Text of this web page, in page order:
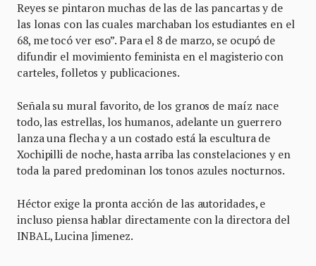
Reyes se pintaron muchas de las de las pancartas y de
las lonas con las cuales marchaban los estudiantes en el
68, me tocó ver eso”. Para el 8 de marzo, se ocupó de
difundir el movimiento feminista en el magisterio con
carteles, folletos y publicaciones.
Señala su mural favorito, de los granos de maíz nace
todo, las estrellas, los humanos, adelante un guerrero
lanza una flecha y a un costado está la escultura de
Xochipilli de noche, hasta arriba las constelaciones y en
toda la pared predominan los tonos azules nocturnos.
Héctor exige la pronta acción de las autoridades, e
incluso piensa hablar directamente con la directora del
INBAL, Lucina Jimenez.